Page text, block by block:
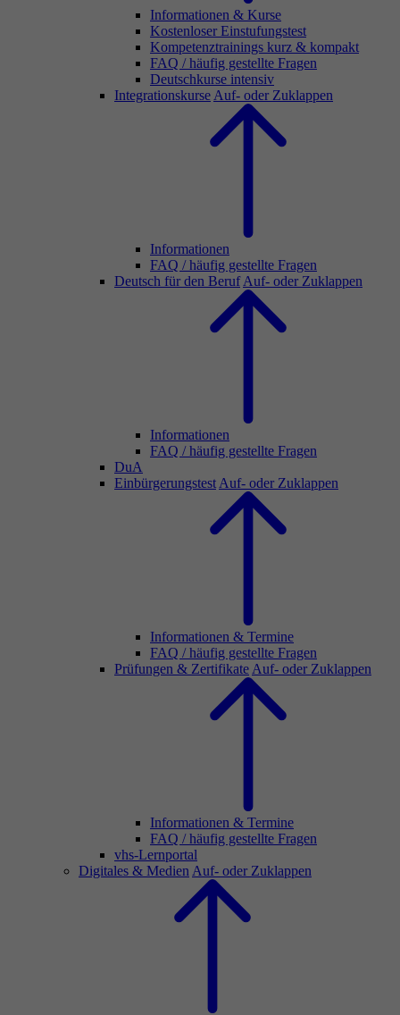
Informationen & Kurse
Kostenloser Einstufungstest
Kompetenztrainings kurz & kompakt
FAQ / häufig gestellte Fragen
Deutschkurse intensiv
Integrationskurse Auf- oder Zuklappen
Informationen
FAQ / häufig gestellte Fragen
Deutsch für den Beruf Auf- oder Zuklappen
Informationen
FAQ / häufig gestellte Fragen
DuA
Einbürgerungstest Auf- oder Zuklappen
Informationen & Termine
FAQ / häufig gestellte Fragen
Prüfungen & Zertifikate Auf- oder Zuklappen
Informationen & Termine
FAQ / häufig gestellte Fragen
vhs-Lernportal
Digitales & Medien Auf- oder Zuklappen